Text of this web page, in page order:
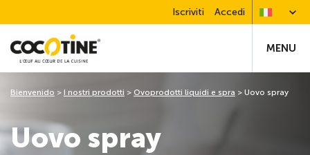
Iscriviti Accedi
MENU
Uovo spray
Bienvenido > I nostri prodotti > Ovoprodotti liquidi e spra > Uovo spray